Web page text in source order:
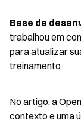
Base de
trabalhou em
para atualizar
treinamento
No artigo, a
contexto e uma